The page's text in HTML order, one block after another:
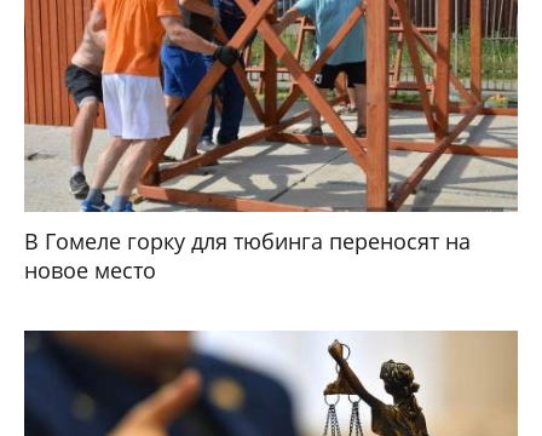
В Гомеле горку для тюбинга переносят на
новое место